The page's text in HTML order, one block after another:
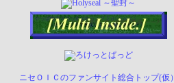
ニセＯＩＣのファンサイト総合トップ(仮）